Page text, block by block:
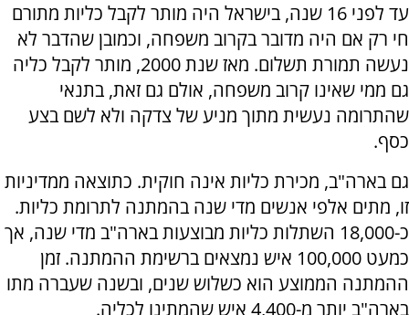
עד לפני 16 שנה, בישראל היה מותר לקבל כליות מתורם
חי רק אם היה מדובר בקרוב משפחה, וכמובן שהדבר לא
נעשה תמורת תשלום. מאז שנת 2000, מותר לקבל כליה
גם ממי שאינו קרוב משפחה, אולם גם זאת, בתנאי
שהתרומה נעשית מתוך מניע של צדקה ולא לשם בצע
כסף.
גם בארה"ב, מכירת כליות אינה חוקית. כתוצאה ממדיניות
זו, מתים אלפי אנשים מדי שנה בהמתנה לתרומת כליות.
כ-18,000 השתלות כליות מבוצעות בארה"ב מדי שנה, אך
כמעט 100,000 איש נמצאים ברשימת ההמתנה. זמן
ההמתנה הממוצע הוא כשלוש שנים, ובשנה שעברה מתו
בארה"ב יותר מ-4,400 איש שהמתינו לכליה.